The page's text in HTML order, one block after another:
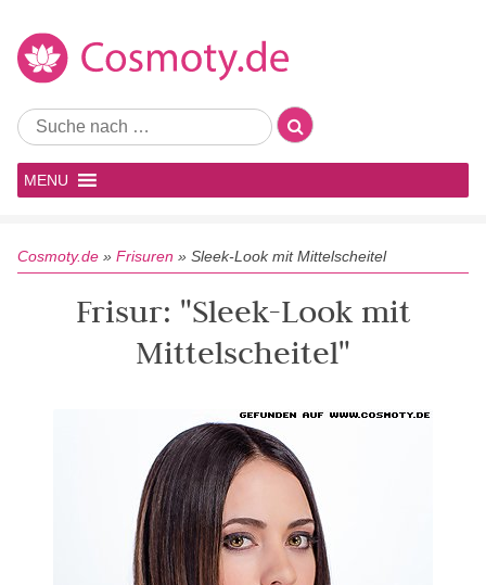
MENU
Cosmoty.de » Frisuren » Sleek-Look mit Mittelscheitel
Frisur: "Sleek-Look mit
Mittelscheitel"